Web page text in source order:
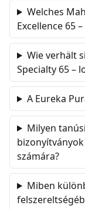
Welches
Excellence 65
Wie verhält
Specialty 65 –
A Eureka
Milyen
számára?
Miben